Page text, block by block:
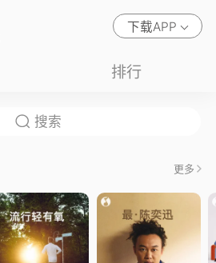
下载APP
排行
更多